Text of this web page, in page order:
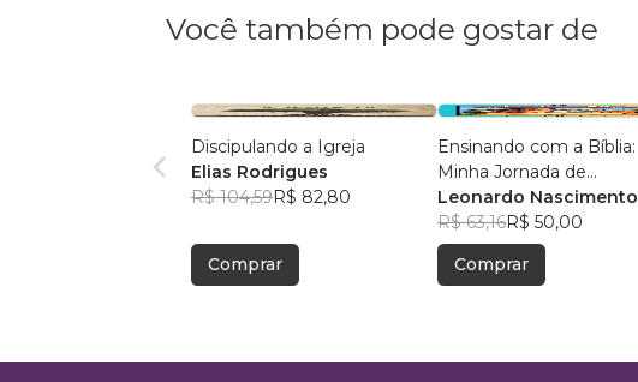
Você também pode gostar de
Discipulando a Igreja
Elias Rodrigues
R$ 104,59R$ 82,80
Comprar
Ensinando com a Bíblia:
Minha Jornada de
Descobertas
Leonardo Nascimento
R$ 63,16R$ 50,00
Comprar